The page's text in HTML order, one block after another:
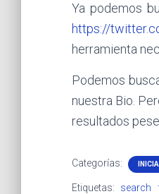
Ya podemos
https://
herramienta
Podemos
nuestra Bio.
resultados
Categorías:
Etiquetas: search